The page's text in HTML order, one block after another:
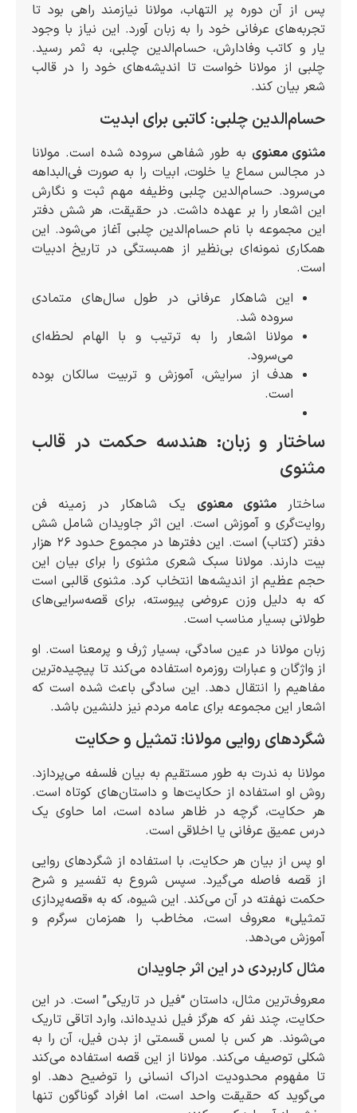
پس از آن دوره پر التهاب، مولانا نیازمند راهی بود تا
تجربه‌های عرفانی خود را به زبان آورد. این نیاز با وجود
یار و کاتب وفادارش، حسام‌الدین چلبی، به ثمر رسید.
چلبی از مولانا خواست تا اندیشه‌های خود را در قالب
شعر بیان کند.
حسام‌الدین چلبی: کاتبی برای ابدیت
مثنوی معنوی به طور شفاهی سروده شده است. مولانا
در مجالس سماع یا خلوت، ابیات را به صورت فی‌البداهه
می‌سرود. حسام‌الدین چلبی وظیفه مهم ثبت و نگارش
این اشعار را بر عهده داشت. در حقیقت، هر شش دفتر
این مجموعه با نام حسام‌الدین چلبی آغاز می‌شود. این
همکاری نمونه‌ای بی‌نظیر از همبستگی در تاریخ ادبیات
است.
این شاهکار عرفانی در طول سال‌های متمادی
سروده شد.
مولانا اشعار را به ترتیب و با الهام لحظه‌ای
می‌سرود.
هدف از سرایش، آموزش و تربیت سالکان بوده
است.
ساختار و زبان: هندسه حکمت در قالب
مثنوی
ساختارمثنوی معنوی یک شاهکار در زمینه فن
روایت‌گری و آموزش است. این اثر جاویدان شامل شش
دفتر (کتاب) است. این دفترها در مجموع حدود ۲۶ هزار
بیت دارند. مولانا سبک شعری مثنوی را برای بیان این
حجم عظیم از اندیشه‌ها انتخاب کرد. مثنوی قالبی است
که به دلیل وزن عروضی پیوسته، برای قصه‌سرایی‌های
طولانی بسیار مناسب است.
زبان مولانا در عین سادگی، بسیار ژرف و پرمعنا است. او
از واژگان و عبارات روزمره استفاده می‌کند تا پیچیده‌ترین
مفاهیم را انتقال دهد. این سادگی باعث شده است که
اشعار این مجموعه برای عامه مردم نیز دلنشین باشد.
شگردهای روایی مولانا: تمثیل و حکایت
مولانا به ندرت به طور مستقیم به بیان فلسفه می‌پردازد.
روش او استفاده از حکایت‌ها و داستان‌های کوتاه است.
هر حکایت، گرچه در ظاهر ساده است، اما حاوی یک
درس عمیق عرفانی یا اخلاقی است.
او پس از بیان هر حکایت، با استفاده از شگردهای روایی
از قصه فاصله می‌گیرد. سپس شروع به تفسیر و شرح
حکمت نهفته در آن می‌کند. این شیوه، که به «قصه‌پردازی
تمثیلی» معروف است، مخاطب را همزمان سرگرم و
آموزش می‌دهد.
مثال کاربردی در این اثر جاویدان
معروف‌ترین مثال، داستان “فیل در تاریکی” است. در این
حکایت، چند نفر که هرگز فیل ندیده‌اند، وارد اتاقی تاریک
می‌شوند. هر کس با لمس قسمتی از بدن فیل، آن را به
شکلی توصیف می‌کند. مولانا از این قصه استفاده می‌کند
تا مفهوم محدودیت ادراک انسانی را توضیح دهد. او
می‌گوید که حقیقت واحد است، اما افراد گوناگون تنها